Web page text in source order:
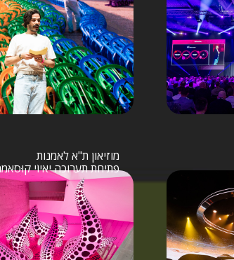
מוזיאון ת"א לאמנות
פתיחת תערוכה יאיוֹי